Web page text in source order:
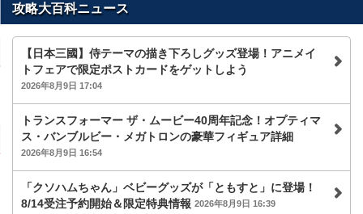
攻略大百科ニュース
【日本三國】侍テーマの描き下ろしグッズ登場！アニメイ
トフェアで限定ポストカードをゲットしよう
2026年8月9日 17:04
トランスフォーマー ザ・ムービー40周年記念！オプティマ
ス・バンブルビー・メガトロンの豪華フィギュア詳細
2026年8月9日 16:54
「クソハムちゃん」ベビーグッズが「ともすと」に登場！
8/14受注予約開始＆限定特典情報 2026年8月9日 16:39